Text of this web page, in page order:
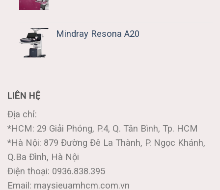
Mindray Resona A20
LIÊN HỆ
Địa chỉ:
*HCM: 29 Giải Phóng, P.4, Q. Tân Bình, Tp. HCM
*Hà Nội: 879 Đường Đê La Thành, P. Ngọc Khánh,
Q.Ba Đình, Hà Nội
Điện thoại: 0936.838.395
Email: maysieuamhcm.com.vn